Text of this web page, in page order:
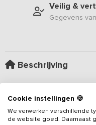
Veilig &
Gegevens
Beschrijving
Belgische grens, ter
vakantiehuis is vrij
beschikt over een flinke
Cookie instellingen 🍪
We verwerken verschillende
de website goed. Daarnaast